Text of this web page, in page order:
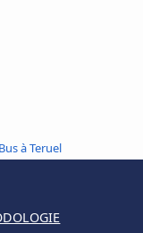
Bus à Teruel